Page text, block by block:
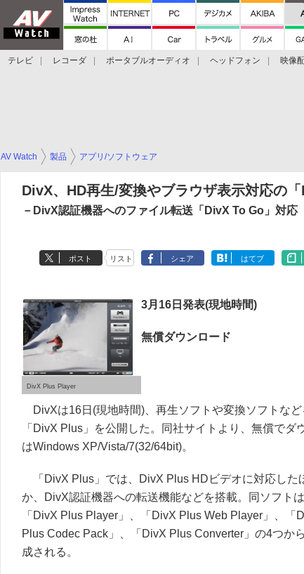
テレビ レコーダ ポータブルオーディオ ヘッドフォン 映像
AV Watch 製品 アプリ/ソフトウェア
DivX、HD再生/変換やブラウザ表示対応の「
－DivX認証機器へのファイル転送「DivX To Go」対応
ポスト リスト シェア はてブ
DivX Plus Player
3月16日発表(現地時間)
無償ダウンロード
DivXは16日(現地時間)、再生ソフトや変換ソフトな
「DivX Plus」を公開した。同社サイトより、無償でダ
はWindows XP/Vista/7(32/64bit)。
「DivX Plus」では、DivX Plus HDビデオに対応した
か、DivX認証機器への転送機能などを搭載。同ソフトは
「DivX Plus Player」、「DivX Plus Web Player」、「
Plus Codec Pack」、「DivX Plus Converter」の4つか
成される。